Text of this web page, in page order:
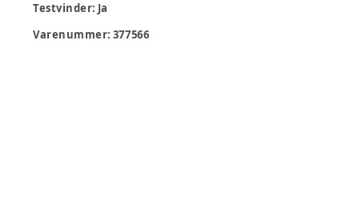
Testvinder: Ja
Varenummer: 377566